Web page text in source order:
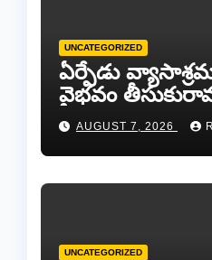
UNCATEGORIZED
ఏర్పేడు
వైభవం
AUGUST 7, 2026
UNCATEGORIZED